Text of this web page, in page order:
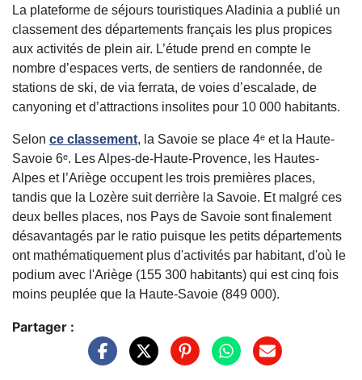
La plateforme de séjours touristiques Aladinia a publié un
classement des départements français les plus propices
aux activités de plein air. L’étude prend en compte le
nombre d’espaces verts, de sentiers de randonnée, de
stations de ski, de via ferrata, de voies d’escalade, de
canyoning et d’attractions insolites pour 10 000 habitants.
Selon ce classement, la Savoie se place 4ᵉ et la Haute-
Savoie 6ᵉ. Les Alpes-de-Haute-Provence, les Hautes-
Alpes et l’Ariège occupent les trois premières places,
tandis que la Lozère suit derrière la Savoie. Et malgré ces
deux belles places, nos Pays de Savoie sont finalement
désavantagés par le ratio puisque les petits départements
ont mathématiquement plus d'activités par habitant, d'où le
podium avec l'Ariège (155 300 habitants) qui est cinq fois
moins peuplée que la Haute-Savoie (849 000).
Partager :